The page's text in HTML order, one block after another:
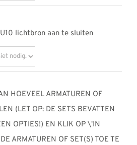
lichtbron aan te sluiten
HOEVEEL ARMATUREN OF
(LET OP: DE SETS BEVATTEN
OPTIES!) EN KLIK OP \'IN
ARMATUREN OF SET(S) TOE TE